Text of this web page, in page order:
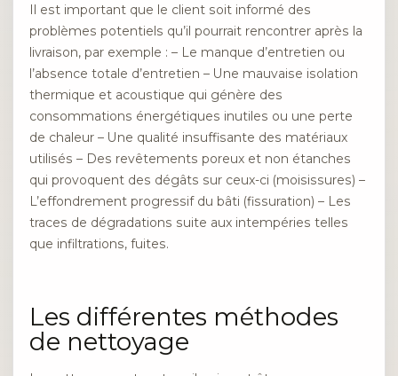
Il est important que le client soit informé des
problèmes potentiels qu’il pourrait rencontrer après la
livraison, par exemple : – Le manque d’entretien ou
l’absence totale d’entretien – Une mauvaise isolation
thermique et acoustique qui génère des
consommations énergétiques inutiles ou une perte
de chaleur – Une qualité insuffisante des matériaux
utilisés – Des revêtements poreux et non étanches
qui provoquent des dégâts sur ceux-ci (moisissures) –
L’effondrement progressif du bâti (fissuration) – Les
traces de dégradations suite aux intempéries telles
que infiltrations, fuites.
Les différentes méthodes
de nettoyage